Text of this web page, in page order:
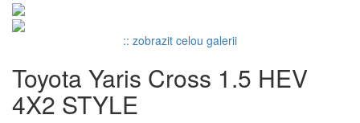
:: zobrazit celou galerii
Toyota Yaris Cross 1.5 HEV
4X2 STYLE